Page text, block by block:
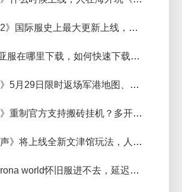
《流放之路2》国际服史上最大更新上线，《流放之路2》那个加速器延迟低
天堂w东南亚服在哪里下载，如何快速下载天堂w东南亚服？
《暗区突围》5月29日限时返场军港地图、军港风暴模式，人在海外玩暗区突围加速器推荐
《永恒之塔》重制官方支持搬砖挂机？多开搬砖用什么加速器？
《燕云十六声》将上线全新文津馆玩法，人在国外玩《燕云十六声》用什么加速器？
冒险岛世界rona world怀旧服进不去，延迟高用什么加速器？